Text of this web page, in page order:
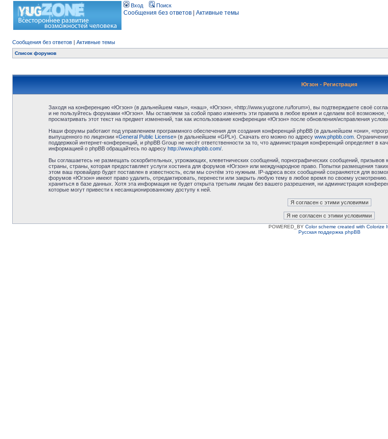
Вход Поиск
Сообщения без ответов Активные темы
Сообщения без ответов | Активные темы
Список форумов
Югзон - Регистрация
Заходя на конференцию «Югзон» (в дальнейшем «мы», «наш», «Югзон», «http://www.yugzone.ru/forum»), вы подтверждаете своё
и не пользуйтесь форумами «Югзон». Мы оставляем за собой право изменять эти правила в любое время и сделаем всё
просматривать этот текст на предмет изменений, так как использование конференции «Югзон» после обновления/исправления
Наши форумы работают под управлением программного обеспечения для создания конференций phpBB (в дальнейшем «они»,
выпущенного по лицензии «General Public License» (в дальнейшем «GPL»). Скачать его можно по адресу www.phpbb.com.
поддержкой интернет-конференций, и phpBB Group не несёт ответственности за то, что администрация конференций определяет в
информацией о phpBB обращайтесь по адресу http://www.phpbb.com/.
Вы соглашаетесь не размещать оскорбительных, угрожающих, клеветнических сообщений, порнографических сообщений,
страны, страны, которая предоставляет услуги хостинга для форумов «Югзон» или международное право. Попытки размещения
этом ваш провайдер будет поставлен в известность, если мы сочтём это нужным. IP-адреса всех сообщений сохраняются для
форумов «Югзон» имеют право удалить, отредактировать, перенести или закрыть любую тему в любое время по своему
храниться в базе данных. Хотя эта информация не будет открыта третьим лицам без вашего разрешения, ни администрация
которые могут привести к несанкционированному доступу к ней.
POWERED_BY Color scheme created with Colorize
Русская поддержка phpBB